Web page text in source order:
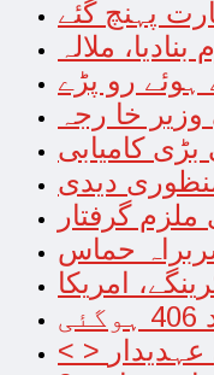
پہنچ گئے
ملالہ
ہوئے رو پڑے
خا رجہ
کامیابی
دیدی
گرفتار
حماس
امریکا